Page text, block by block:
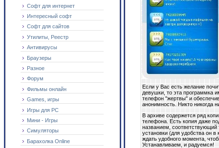
Софт для интернет
Интересный софт
Софт для сайтов
Утилиты, Реестр
Антивирусы
Браузеры
Разное
Форум
Фильмы онлайн
Games, игры
Игры для PC
Мини - Игры
Симуляторы
Барахолка Online
Если у Вас есть желание
девушки, то эта программка
телефон "жертвы" и
анонимность. Никто никогда
В архиве содержется ряд
телефона. Есть копия даже
названием,
установки (для удобства он
ждать удобного момента,
Устанавливаем, и радуемся!